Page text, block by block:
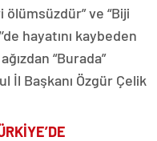
ölümsüzdür” ve “Biji
hayatını kaybeden
“Burada”
İl Başkanı Özgür Çelik